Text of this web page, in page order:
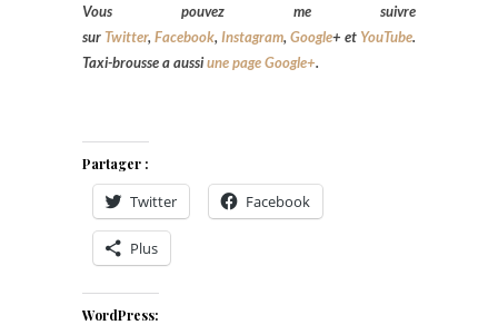
Vous pouvez me suivre
sur Twitter, Facebook, Instagram, Google+ et YouTube.
Taxi-brousse a aussiune page Google+.
Partager :
Twitter Facebook
Plus
WordPress: